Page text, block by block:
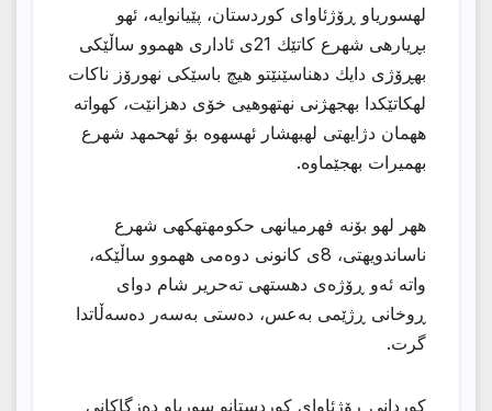
لهسوریاو ڕۆژئاواى كوردستان، پێیانوایه، ئهو
بڕیارهى شهرع كاتێك 21ى ئادارى ههموو ساڵێكى
بهڕۆژى دایك دهناسێنێتو هیچ باسێكى نهورۆز ناكات
لهكاتێكدا بهجهژنى نهتهوهیى خۆى دهزانێت، كهواته
ههمان دژایهتى لهبهشار ئهسهوه بۆ ئهحمهد شهرع
بهمیرات بهجێماوه.
ههر لهو بۆنه فهرمیانهى حكومهتهكهى شهرع
ناساندویهتى، 8ى کانونی دوەمى ههموو ساڵێكه،
واته ئەو ڕۆژەی دهستهى تەحریر شام دوای
ڕوخانی ڕژێمی بەعس، دەستی بەسەر دەسەڵاتدا
گرت.
کوردانی ڕۆژئاواى كوردستانو سوریاو دەزگاکانی